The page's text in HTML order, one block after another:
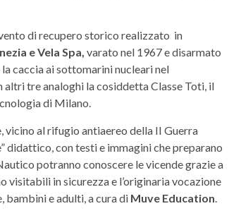
di recupero storico realizzato in
e Vela Spa, varato nel 1967 e disarmato
caccia ai sottomarini nucleari nel
tre analoghi la cosiddetta Classe Toti, il
di Milano.
vicino al rifugio antiaereo della II Guerra
didattico, con testi e immagini che preparano
potranno conoscere le vicende grazie a
visitabili in sicurezza e l’originaria vocazione
bambini e adulti, a cura di Muve Education.